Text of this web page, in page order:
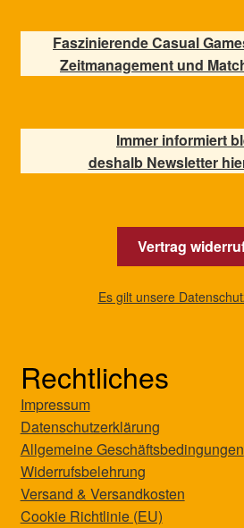
Faszinierende Casual
Zeitmanagement und
Immer informiert
deshalb Newsletter
Vertrag
Es gilt unsere
Rechtliches
Impressum
Datenschutzerklärung
Allgemeine Geschäftsbedingungen
Widerrufsbelehrung
Versand & Versandkosten
Cookie Richtlinie (EU)